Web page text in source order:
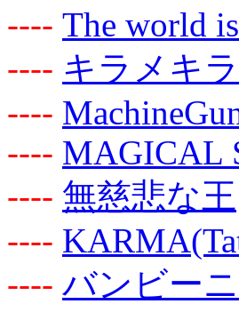
---- The world
---- キラメキ
----
---- MAGICAL
---- 無慈悲な王
----
---- バンビーニ